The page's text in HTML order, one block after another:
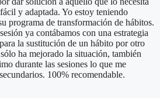
y adaptada. Yo estoy teniendo
programa de transformación de hábitos.
ya contábamos con una estrategia
la sustitución de un hábito por otro
ha mejorado la situación, también
durante las sesiones lo que me
100% recomendable.